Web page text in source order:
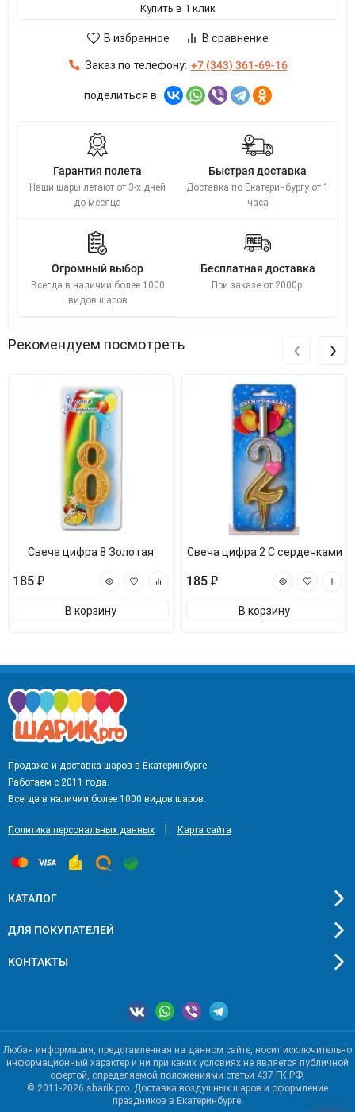
Купить в 1 клик
В избранное В сравнение
Заказ по телефону: +7 (343) 361-69-16
поделиться в
Гарантия полета
Наши шары летают от 3-х дней
до месяца
Быстрая доставка
Доставка по Екатеринбургу от 1
часа
Огромный выбор
Всегда в наличии более 1000
видов шаров
Бесплатная доставка
При заказе от 2000р.
Рекомендуем посмотреть
Свеча цифра 8 Золотая
185 ₽
В корзину
Свеча цифра 2 С сердечками
185 ₽
В корзину
‹ ›
Продажа и доставка шаров в Екатеринбурге.
Работаем с 2011 года.
Всегда в наличии более 1000 видов шаров.
Политика персональных данных Карта сайта
КАТАЛОГ
ДЛЯ ПОКУПАТЕЛЕЙ
КОНТАКТЫ
Любая информация, представленная на данном сайте, носит исключительно
информационный характер и ни при каких условиях не является публичной
офертой, определяемой положениями статьи 437 ГК РФ.
© 2011-2026 sharik.pro. Доставка воздушных шаров и оформление
праздников в Екатеринбурге.